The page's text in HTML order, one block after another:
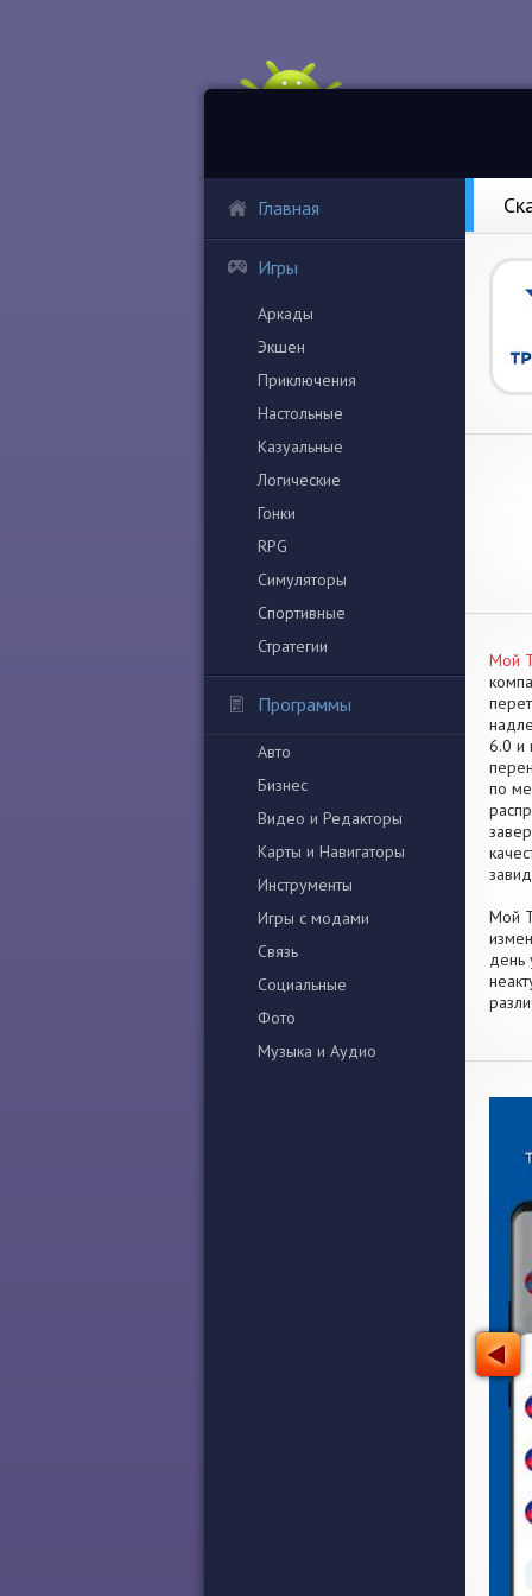
Главная
Игры
Аркады
Экшен
Приключения
Настольные
Казуальные
Логические
Гонки
RPG
Симуляторы
Спортивные
Стратегии
Программы
Авто
Бизнес
Видео и Редакторы
Карты и Навигаторы
Инструменты
Игры с модами
Связь
Социальные
Фото
Музыка и Аудио
Мой
6.0 и
по
Мой
день